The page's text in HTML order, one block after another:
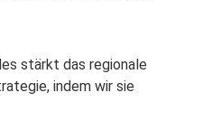
stärkt das regionale
indem wir sie